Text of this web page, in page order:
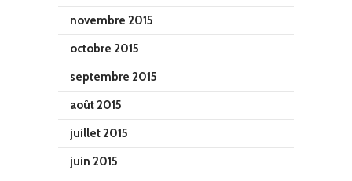
novembre 2015
octobre 2015
septembre 2015
août 2015
juillet 2015
juin 2015